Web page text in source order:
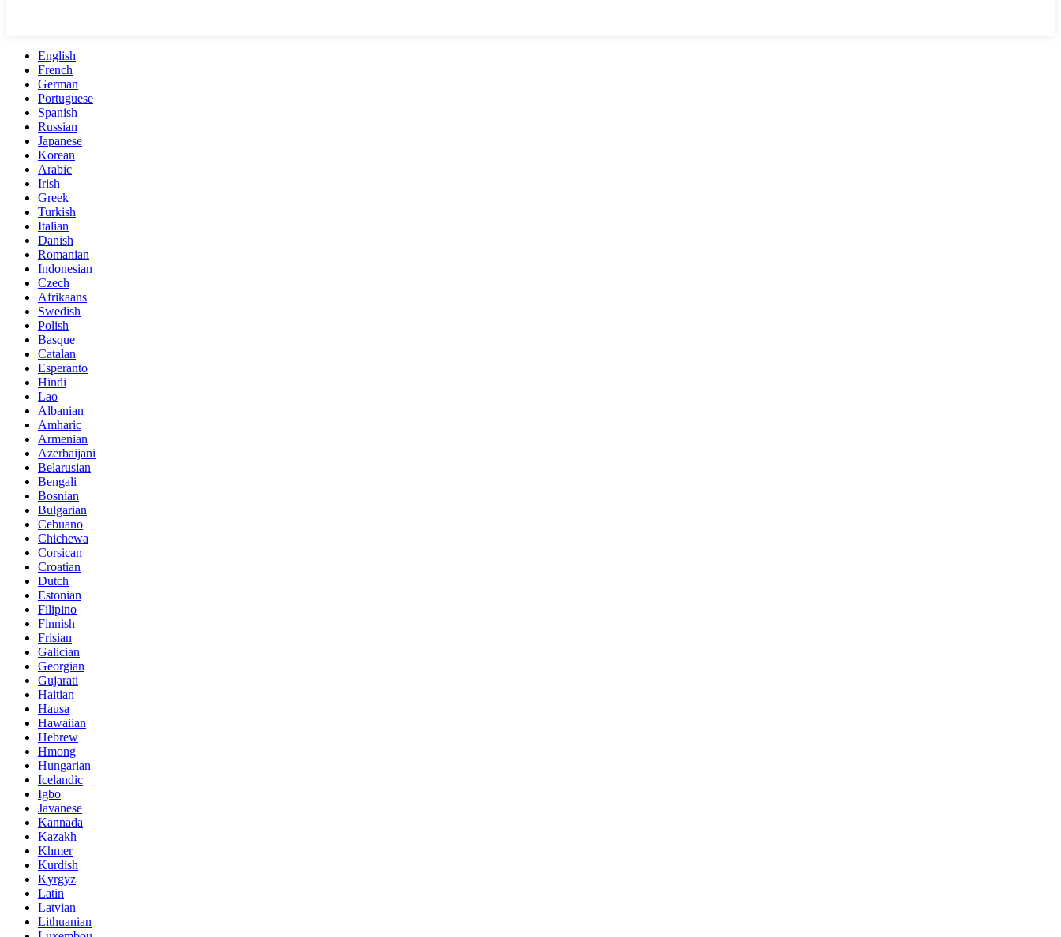
English
French
German
Portuguese
Spanish
Russian
Japanese
Korean
Arabic
Irish
Greek
Turkish
Italian
Danish
Romanian
Indonesian
Czech
Afrikaans
Swedish
Polish
Basque
Catalan
Esperanto
Hindi
Lao
Albanian
Amharic
Armenian
Azerbaijani
Belarusian
Bengali
Bosnian
Bulgarian
Cebuano
Chichewa
Corsican
Croatian
Dutch
Estonian
Filipino
Finnish
Frisian
Galician
Georgian
Gujarati
Haitian
Hausa
Hawaiian
Hebrew
Hmong
Hungarian
Icelandic
Igbo
Javanese
Kannada
Kazakh
Khmer
Kurdish
Kyrgyz
Latin
Latvian
Lithuanian